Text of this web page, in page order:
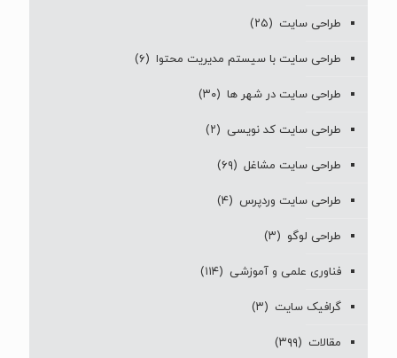
طراحی سایت (۲۵)
طراحی سایت با سیستم مدیریت محتوا (۶)
طراحی سایت در شهر ها (۳۰)
طراحی سایت کد نویسی (۲)
طراحی سایت مشاغل (۶۹)
طراحی سایت وردپرس (۴)
طراحی لوگو (۳)
فناوری علمی و آموزشی (۱۱۴)
گرافیک سایت (۳)
مقالات (۳۹۹)